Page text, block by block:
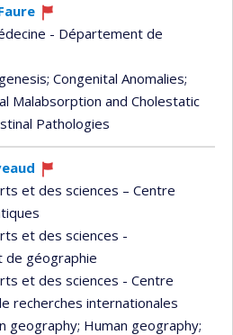
Currently
recruiting
- Département de
; Congenital Anomalies;
Malabsorption and Cholestatic
Pathologies
Currently
et des sciences – Centre
et des sciences -
de géographie
et des sciences - Centre
recherches internationales
geography; Human geography;